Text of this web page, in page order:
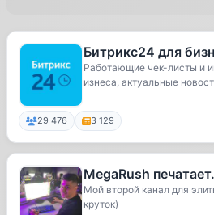
Битрикс24 для
Работающие чек-листы и
изнеса, актуальные
29 476 3 129
MegaRush
Мой второй канал для
круток)